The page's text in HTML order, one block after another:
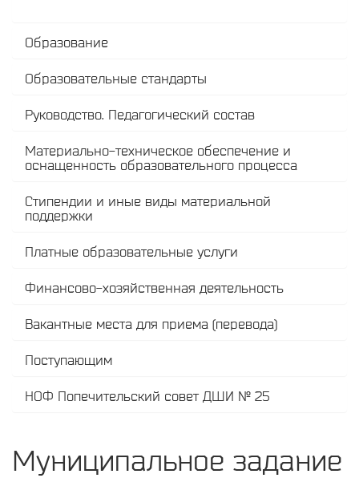
Образование
Образовательные стандарты
Руководство. Педагогический состав
Материально-техническое обеспечение и
оснащенность образовательного процесса
Стипендии и иные виды материальной
поддержки
Платные образовательные услуги
Финансово-хозяйственная деятельность
Вакантные места для приема (перевода)
Поступающим
НОФ Попечительский совет ДШИ № 25
Муниципальное задание